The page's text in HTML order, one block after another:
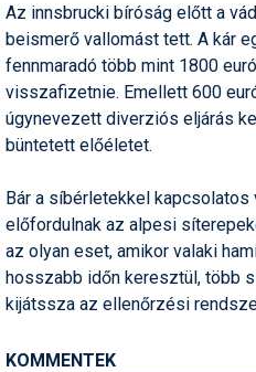
Pályázatok
Portálinfo
Rajzok
Síbérletárak
Síbörze
Sícipő
Sífelszerelés
Az innsbrucki bíróság előtt a
beismerő vallomást tett. A kár
fennmaradó több mint 1800
visszafizetnie. Emellett 600
úgynevezett diverziós eljárás
büntetett előéletet.
Bár a síbérletekkel
előfordulnak az alpesi
az olyan eset, amikor valaki
hosszabb időn keresztül, több
kijátssza az ellenőrzési
KOMMENTEK